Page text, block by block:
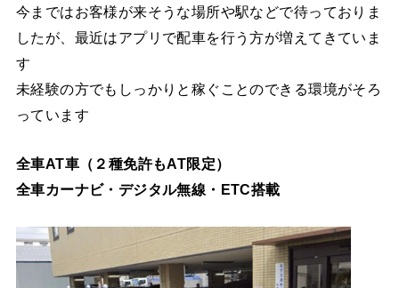
今まではお客様が来そうな場所や駅などで待っておりま
したが、最近はアプリで配車を行う方が増えてきていま
す
未経験の方でもしっかりと稼ぐことのできる環境がそろ
っています
全車AT車（２種免許もAT限定）
全車カーナビ・デジタル無線・ETC搭載